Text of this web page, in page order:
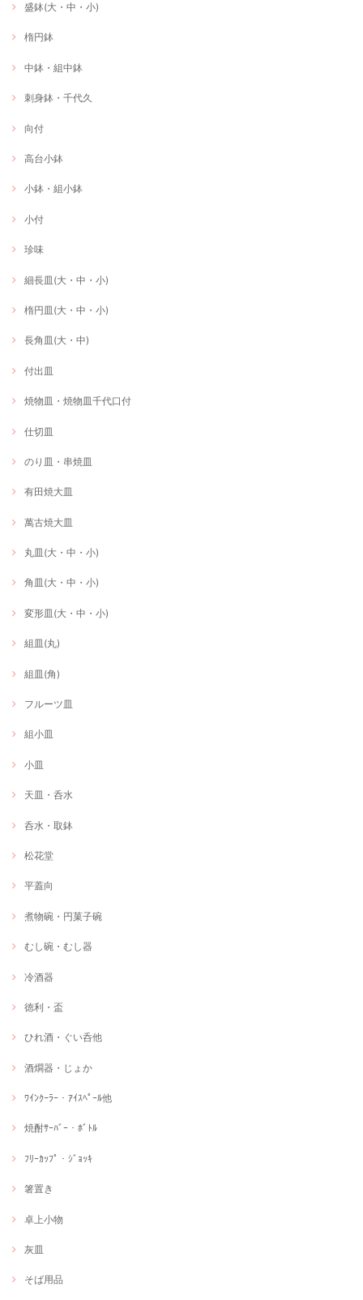
盛鉢(大・中・小)
楕円鉢
中鉢・組中鉢
刺身鉢・千代久
向付
高台小鉢
小鉢・組小鉢
小付
珍味
細長皿(大・中・小)
楕円皿(大・中・小)
長角皿(大・中)
付出皿
焼物皿・焼物皿千代口付
仕切皿
のり皿・串焼皿
有田焼大皿
萬古焼大皿
丸皿(大・中・小)
角皿(大・中・小)
変形皿(大・中・小)
組皿(丸)
組皿(角)
フルーツ皿
組小皿
小皿
天皿・呑水
呑水・取鉢
松花堂
平蓋向
煮物碗・円菓子碗
むし碗・むし器
冷酒器
徳利・盃
ひれ酒・ぐい呑他
酒燗器・じょか
ﾜｲﾝｸｰﾗｰ・ｱｲｽﾍﾟｰﾙ他
焼酎ｻｰﾊﾞｰ・ﾎﾞﾄﾙ
ﾌﾘｰｶｯﾌﾟ・ｼﾞｮｯｷ
箸置き
卓上小物
灰皿
そば用品